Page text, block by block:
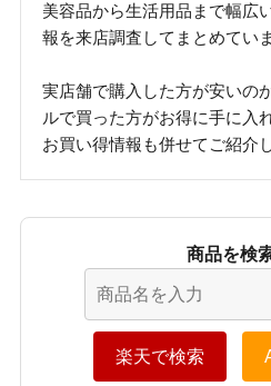
美容品から生活用品まで幅広
報を来店調査してまとめていま
実店舗で購入した方が安いの
ルで買った方がお得に手に入
お買い得情報も併せてご紹介
商品を検
楽天で検索